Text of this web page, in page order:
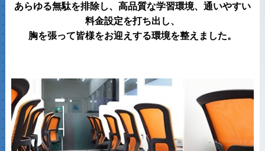
あらゆる無駄を排除し、高品質な学習環境、通いやすい
料金設定を打ち出し、
胸を張って皆様をお迎えする環境を整えました。